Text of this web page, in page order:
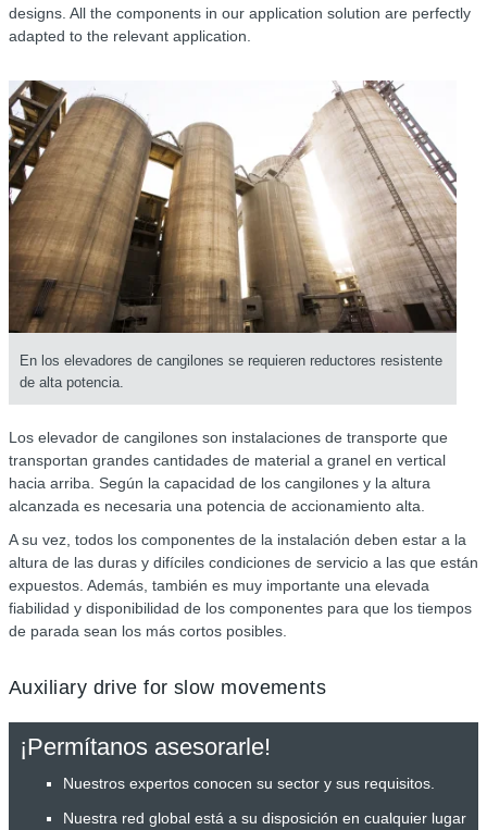
designs. All the components in our application solution are perfectly
adapted to the relevant application.
En los elevadores de cangilones se requieren reductores resistente
de alta potencia.
Los elevador de cangilones son instalaciones de transporte que
transportan grandes cantidades de material a granel en vertical
hacia arriba. Según la capacidad de los cangilones y la altura
alcanzada es necesaria una potencia de accionamiento alta.
A su vez, todos los componentes de la instalación deben estar a la
altura de las duras y difíciles condiciones de servicio a las que están
expuestos. Además, también es muy importante una elevada
fiabilidad y disponibilidad de los componentes para que los tiempos
de parada sean los más cortos posibles.
Auxiliary drive for slow movements
¡Permítanos asesorarle!
Nuestros expertos conocen su sector y sus requisitos.
Nuestra red global está a su disposición en cualquier lugar